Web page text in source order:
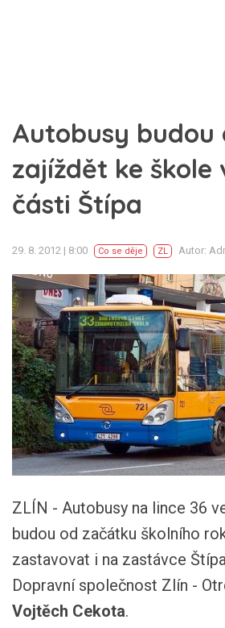
Autobusy budou
zajíždět ke škole
části Štípa
29. 8. 2012 | 8:00 Co se děje ZL Autor:
ZLÍN - Autobusy na lince 36
budou od začátku školního
zastavovat i na zastávce
Dopravní společnost Zlín -
Vojtěch Cekota.